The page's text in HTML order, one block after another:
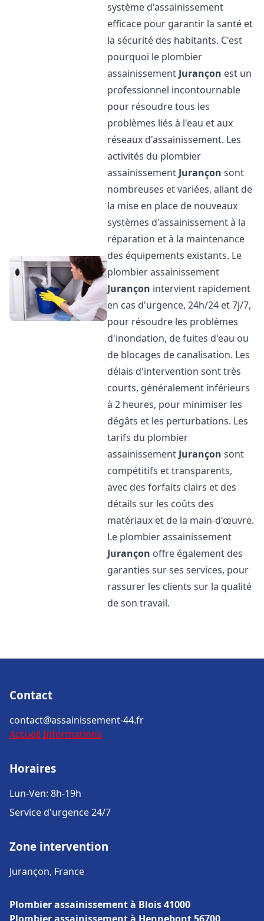
système d'assainissement
efficace pour garantir la santé et
la sécurité des habitants. C'est
pourquoi le plombier
assainissement Jurançon est un
professionnel incontournable
pour résoudre tous les
problèmes liés à l'eau et aux
réseaux d'assainissement. Les
activités du plombier
assainissement Jurançon sont
nombreuses et variées, allant de
la mise en place de nouveaux
systèmes d'assainissement à la
réparation et à la maintenance
des équipements existants. Le
plombier assainissement
Jurançon intervient rapidement
en cas d'urgence, 24h/24 et 7j/7,
pour résoudre les problèmes
d'inondation, de fuites d'eau ou
de blocages de canalisation. Les
délais d'intervention sont très
courts, généralement inférieurs
à 2 heures, pour minimiser les
dégâts et les perturbations. Les
tarifs du plombier
assainissement Jurançon sont
compétitifs et transparents,
avec des forfaits clairs et des
détails sur les coûts des
matériaux et de la main-d'œuvre.
Le plombier assainissement
Jurançon offre également des
garanties sur ses services, pour
rassurer les clients sur la qualité
de son travail.
Contact
contact@assainissement-44.fr
Accueil Informations
Horaires
Lun-Ven: 8h-19h
Service d'urgence 24/7
Zone intervention
Jurançon, France
Plombier assainissement à Blois 41000